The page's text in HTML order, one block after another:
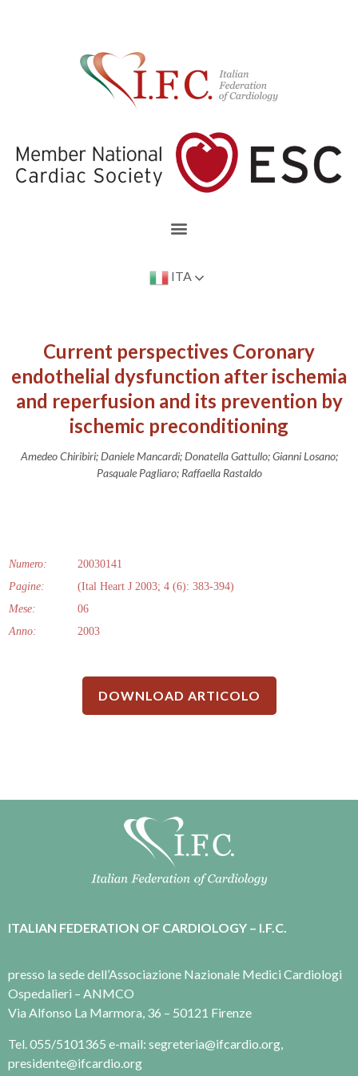
ITA
Current perspectives Coronary
endothelial dysfunction after ischemia
and reperfusion and its prevention by
ischemic preconditioning
Amedeo Chiribiri; Daniele Mancardi; Donatella Gattullo; Gianni Losano;
Pasquale Pagliaro; Raffaella Rastaldo
Numero:
20030141
Pagine:
(Ital Heart J 2003; 4 (6): 383-394)
Mese:
06
Anno:
2003
DOWNLOAD ARTICOLO
ITALIAN FEDERATION OF CARDIOLOGY – I.F.C.
presso la sede dell’Associazione Nazionale Medici Cardiologi
Ospedalieri – ANMCO
Via Alfonso La Marmora, 36 – 50121 Firenze
Tel. 055/5101365 e-mail: segreteria@ifcardio.org,
presidente@ifcardio.org